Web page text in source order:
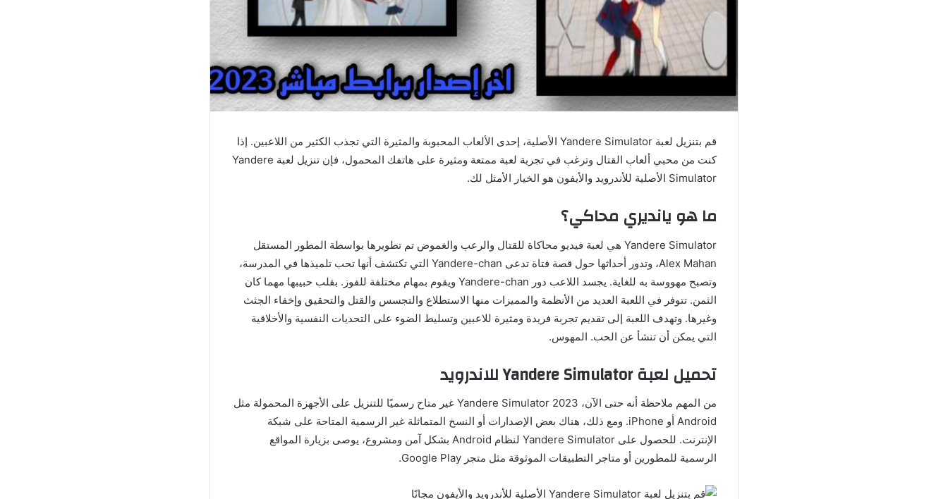
قم بتنزيل لعبة Yandere Simulator الأصلية، إحدى الألعاب المحبوبة والمثيرة التي تجذب الكثير من اللاعبين. إذا
كنت من محبي ألعاب القتال وترغب في تجربة لعبة ممتعة ومثيرة على هاتفك المحمول، فإن تنزيل لعبة Yandere
Simulator الأصلية للأندرويد والأيفون هو الخيار الأمثل لك.
ما هو يانديري محاكي؟
Yandere Simulator هي لعبة فيديو محاكاة للقتال والرعب والغموض تم تطويرها بواسطة المطور المستقل
Alex Mahan، وتدور أحداثها حول قصة فتاة تدعى Yandere-chan التي تكتشف أنها تحب تلميذها في المدرسة،
وتصبح مهووسة به للغاية. يجسد اللاعب دور Yandere-chan ويقوم بمهام مختلفة للفوز. بقلب حبيبها مهما كان
الثمن. تتوفر في اللعبة العديد من الأنظمة والمميزات منها الاستطلاع والتجسس والقتل والتحقيق وإخفاء الجثث
وغيرها. وتهدف اللعبة إلى تقديم تجربة فريدة ومثيرة للاعبين وتسليط الضوء على التحديات النفسية والأخلاقية
التي يمكن أن تنشأ عن الحب. المهوس.
تحميل لعبة Yandere Simulator للاندرويد
من المهم ملاحظة أنه حتى الآن، Yandere Simulator 2023 غير متاح رسميًا للتنزيل على الأجهزة المحمولة مثل
Android أو iPhone. ومع ذلك، هناك بعض الإصدارات أو النسخ المتماثلة غير الرسمية المتاحة على شبكة
الإنترنت. للحصول على Yandere Simulator لنظام Android بشكل آمن ومشروع، يوصى بزيارة المواقع
الرسمية للمطورين أو متاجر التطبيقات الموثوقة مثل متجر Google Play.